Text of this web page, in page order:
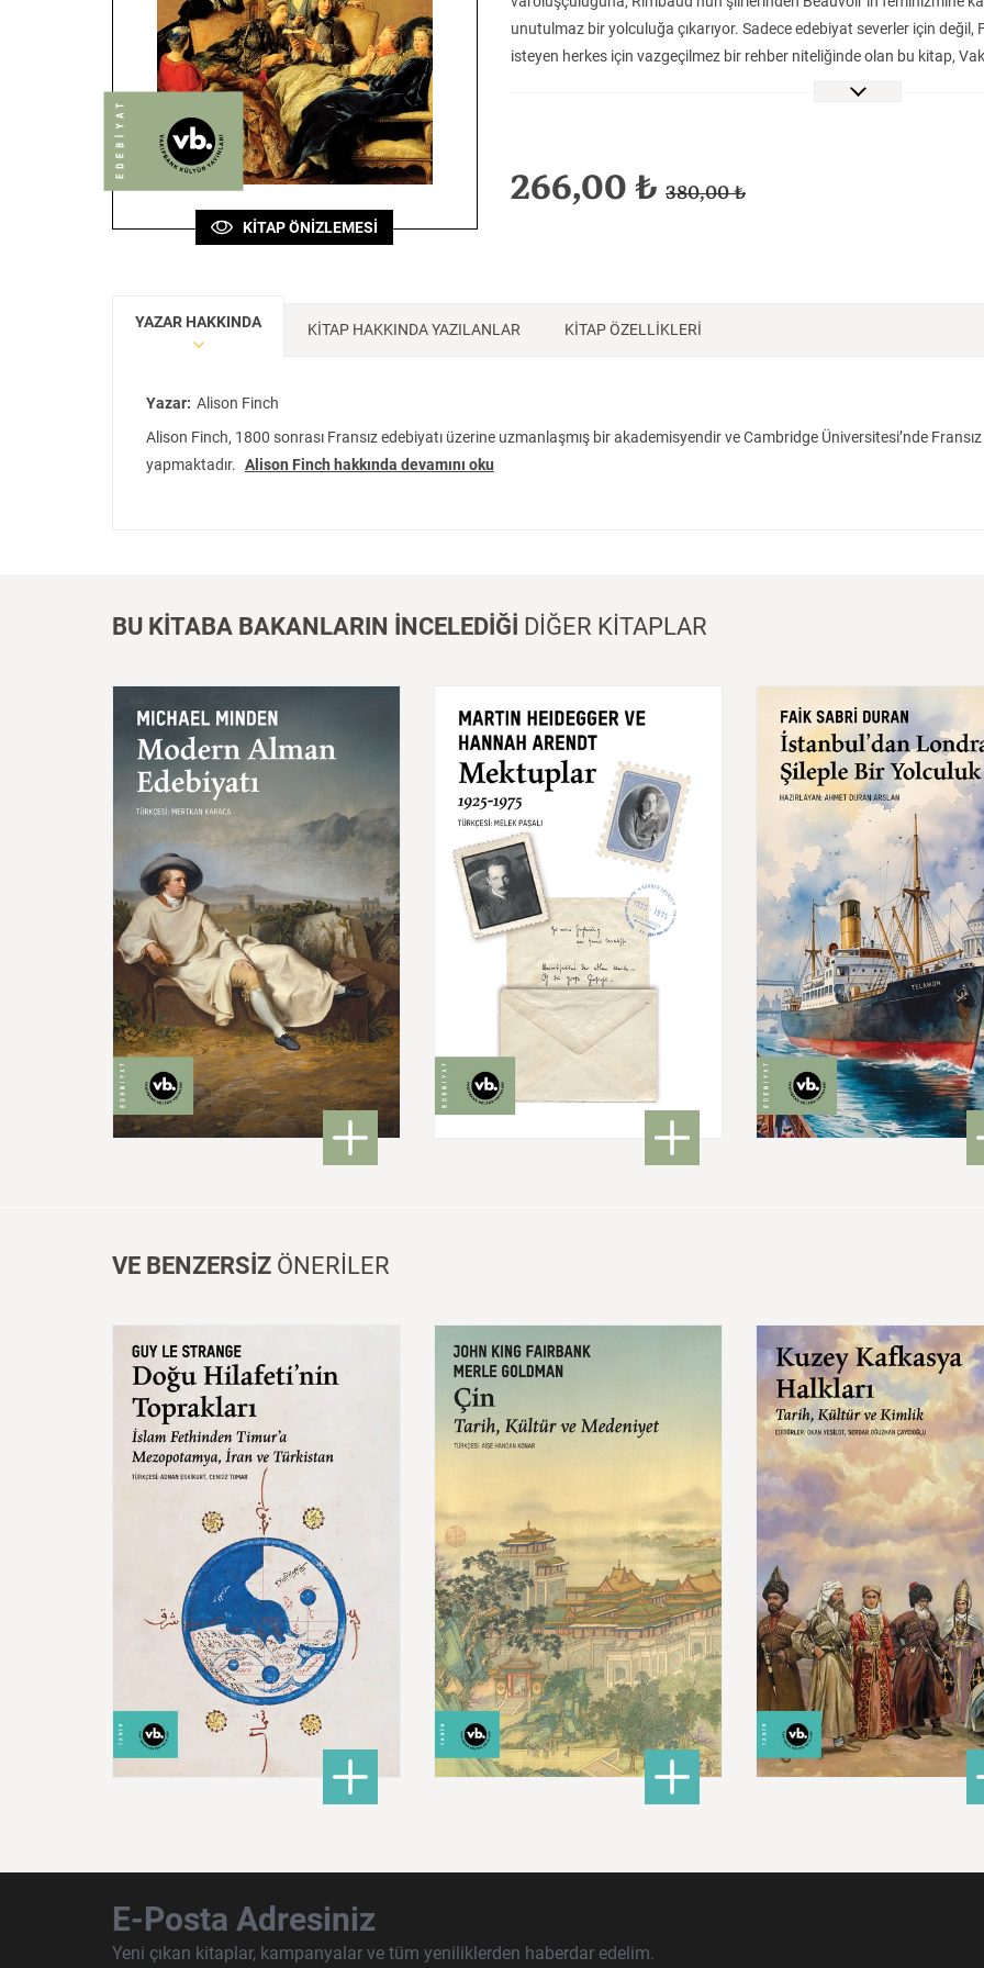
Klasik Bilim
Bilim
Felsefe
Tarih
Tarih
Tarih
KİTAP ÖNİZLEMESİ
unutulmaz bir yolculuğa çıkarıyor. Sadece edebiyat severler için değil,
isteyen herkes için vazgeçilmez bir rehber niteliğinde olan bu kitap,
yaklaşabileceğimizi de ortaya koyuyor. Kitap, açık anlatımı, zekice
266,00 ₺ 380,00 ₺
YAZAR HAKKINDA KİTAP HAKKINDA YAZILANLAR KİTAP ÖZELLİKLERİ
Yazar: Alison Finch
Alison Finch, 1800 sonrası Fransız edebiyatı üzerine uzmanlaşmış bir akademisyendir ve Cambridge Üniversitesi’nde
yapmaktadır. Alison Finch hakkında devamını oku
BU KİTABA BAKANLARIN İNCELEDİĞİ DİĞER KİTAPLAR
ModernAlman Edebiyatı
460,00 ₺
DETAYLI BİLGİ: Modern Alman Edebiyatı
Mektuplar1925-1975
560,00 ₺
: Mektuplar 1925-1975
İstanbul'danLondra'ya
BirYolculuk
350,00 ₺
DETAYLI BİLGİ:
VE BENZERSİZ ÖNERİLER
DoğuHilafeti’ninToprakları
İslamFethinden
Mezopotamya,Iran
Türkistan
600,00 ₺
DETAYLI BİLGİ: Doğu Hilafeti’nin Toprakları İslam Fethinden Timur’a Mezopotamya, Iran Ve Türkistan
Çin:Tarih,
Medeniyet
680,00 ₺
DETAYLI BİLGİ: Çin: Tarih, Kültür ve Medeniyet
KuzeyKafkasyaHalkları
620,00 ₺
DETAYLI BİLGİ:
E-Posta Adresiniz
Yeni çıkan kitaplar, kampanyalar ve tüm yeniliklerden haberdar edelim.